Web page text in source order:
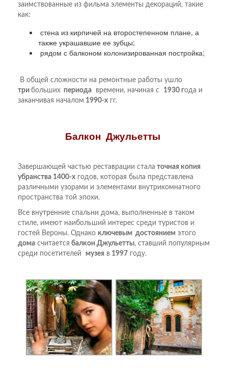
заимствованные из фильма элементы декораций, такие
как:
стена из кирпичей на второстепенном плане, а
также украшавшие ее зубцы;
рядом с балконом колонизированная постройка;
В общей сложности на ремонтные работы ушло
три больших периода времени, начиная с 1930 года и
заканчивая началом 1990-х гг.
Балкон Джульетты
Завершающей частью реставрации стала точная копия
убранства 1400-х годов, которая была представлена
различными узорами и элементами внутрикомнатного
пространства той эпохи.
Все внутренние спальни дома, выполненные в таком
стиле, имеют наибольший интерес среди туристов и
гостей Вероны. Однако ключевым достоянием этого
дома считается балкон Джульетты, ставший популярным
среди посетителей музея в 1997 году.